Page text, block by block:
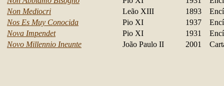
Non Mediocri
Leão XIII 1893
Nos Es Muy Conocida
Pio XI 1937
Nova Impendet
Pio XI 1931
Novo Millennio Ineunte
João Paulo II 2001